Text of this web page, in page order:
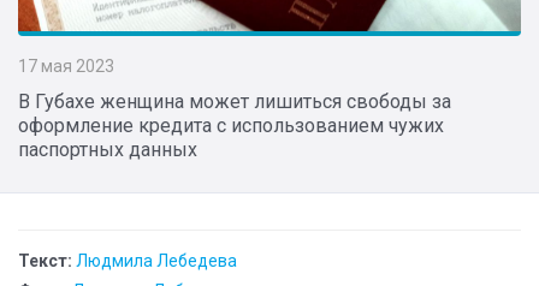
17 мая 2023
В Губахе женщина может лишиться свободы за
оформление кредита с использованием чужих
паспортных данных
Текст: Людмила Лебедева